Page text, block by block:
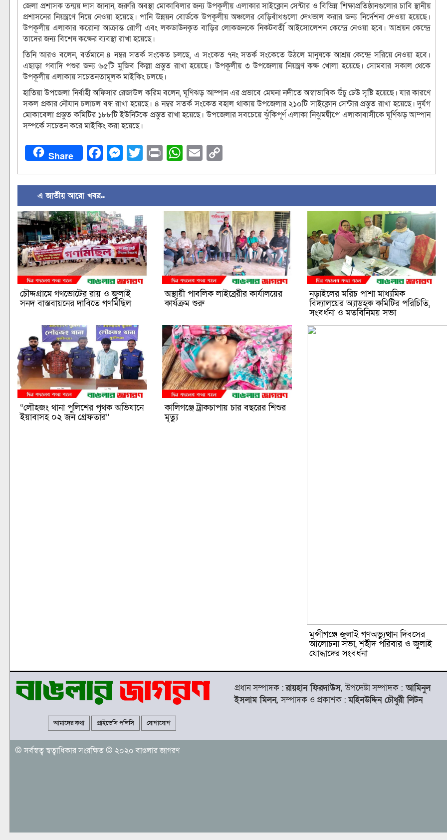
জেলা প্রশাসক তন্ময় দাস জানান, জরুরি অবস্থা মোকাবিলার জন্য উপকূলীয় এলাকার সাইক্লোন সেন্টার ও বিভিন্ন শিক্ষাপ্রতিষ্ঠানগুলোর চাবি স্থানীয়
প্রশাসনের নিয়ন্ত্রণে নিয়ে নেওয়া হয়েছে। পানি উন্নয়ন বোর্ডকে উপকূলীয় অঞ্চলের বেড়িবাঁধগুলো দেখভাল করার জন্য নির্দেশনা দেওয়া হয়েছে।
উপকূলীয় এলাকার করোনা আক্রান্ত রোগী এবং লকডাউনকৃত বাড়ির লোকজনকে নিকটবর্তী আইসোলেশন কেন্দ্রে নেওয়া হবে। আশ্রয়ন কেন্দ্রে
তাদের জন্য বিশেষ কক্ষের ব্যবস্থা রাখা হয়েছে।
তিনি আরও বলেন, বর্তমানে ৪ নম্বর সতর্ক সংকেত চলছে, এ সংকেত ৭নং সতর্ক সংকেতে উঠলে মানুষকে আশ্রয় কেন্দ্রে সরিয়ে নেওয়া হবে।
এছাড়া গবাদি পশুর জন্য ৬৫টি মুজিব কিল্লা প্রস্তুত রাখা হয়েছে। উপকূলীয় ৩ উপজেলায় নিয়ন্ত্রণ কক্ষ খোলা হয়েছে। সোমবার সকাল থেকে
উপকূলীয় এলাকায় সচেতনতামূলক মাইকিং চলছে।
হাতিয়া উপজেলা নির্বাহী অফিসার রেজাউল করিম বলেন, ঘূণিঝড় আম্পান এর প্রভাবে মেঘনা নদীতে অস্বাভাবিক উঁচু ঢেউ সৃষ্টি হয়েছে। যার কারণে
সকল প্রকার নৌযান চলাচল বন্ধ রাখা হয়েছে। ৪ নম্বর সতর্ক সংকেত বহাল থাকায় উপজেলার ২১০টি সাইক্লোন সেন্টার প্রস্তুত রাখা হয়েছে। দুর্যগ
মোকাবেলা প্রস্তুত কমিটির ১৮৮টি ইউনিটকে প্রস্তুত রাখা হয়েছে। উপজেলার সবচেয়ে ঝুঁকিপূর্ণ এলাকা নিঝুমদ্বীপে এলাকাবাসীকে ঘূর্ণিঝড় আম্পান
সম্পর্কে সচেতন করে মাইকিং করা হয়েছে।
Share Facebook
Messenger
Twitter
PrintWhatsApp
Email
Link
এ জাতীয় আরো খবর..
চৌদ্দগ্রামে গণভোটের রায় ও জুলাই
সনদ বাস্তবায়নের দাবিতে গণমিছিল
অস্থায়ী পাবলিক লাইব্রেরীর কার্যালয়ের
কার্যক্রম শুরু
নড়াইলের মরিচ পাশা মাধ্যমিক
বিদ্যালয়ের অ্যাডহক কমিটির পরিচিতি,
সংবর্ধনা ও মতবিনিময় সভা
“লৌহজং থানা পুলিশের পৃথক অভিযানে
ইয়াবাসহ ০২ জন গ্রেফতার”
কালিগঞ্জে ট্রাকচাপায় চার বছরের শিশুর
মৃত্যু
মুন্সীগঞ্জে জুলাই গণঅভ্যুত্থান দিবসের
আলোচনা সভা, শহীদ পরিবার ও জুলাই
যোদ্ধাদের সংবর্ধনা
আমাদের কথা প্রাইভেসি পলিসি যোগাযোগ
প্রধান সম্পাদক :রায়হান ফিরদাউস,উপদেষ্টা সম্পাদক : আমিনুল
ইসলাম মিলন,সম্পাদক ও প্রকাশক :মহিনউদ্দিন চৌধুরী লিটন
© সর্বস্বত্ব স্বত্বাধিকার সংরক্ষিত © ২০২০ বাঙলার জাগরণ